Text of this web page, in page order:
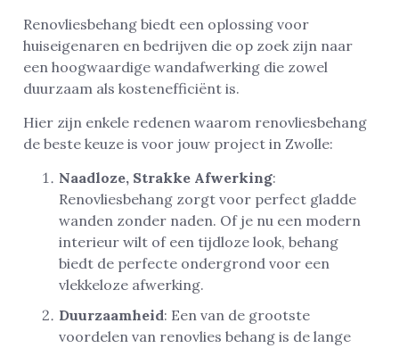
Renovliesbehang biedt een oplossing voor
huiseigenaren en bedrijven die op zoek zijn naar
een hoogwaardige wandafwerking die zowel
duurzaam als kostenefficiënt is.
Hier zijn enkele redenen waarom renovliesbehang
de beste keuze is voor jouw project in Zwolle:
Naadloze, Strakke Afwerking:
Renovliesbehang zorgt voor perfect gladde
wanden zonder naden. Of je nu een modern
interieur wilt of een tijdloze look, behang
biedt de perfecte ondergrond voor een
vlekkeloze afwerking.
Duurzaamheid: Een van de grootste
voordelen van renovlies behang is de lange